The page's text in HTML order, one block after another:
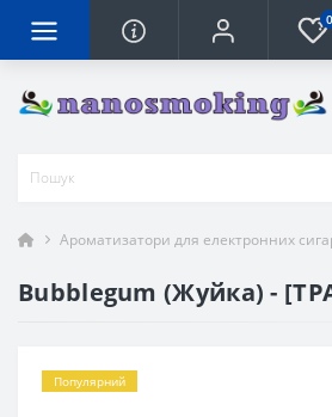
0
Ароматизатори для електронних
Bubblegum (Жуйка) -
Популярний